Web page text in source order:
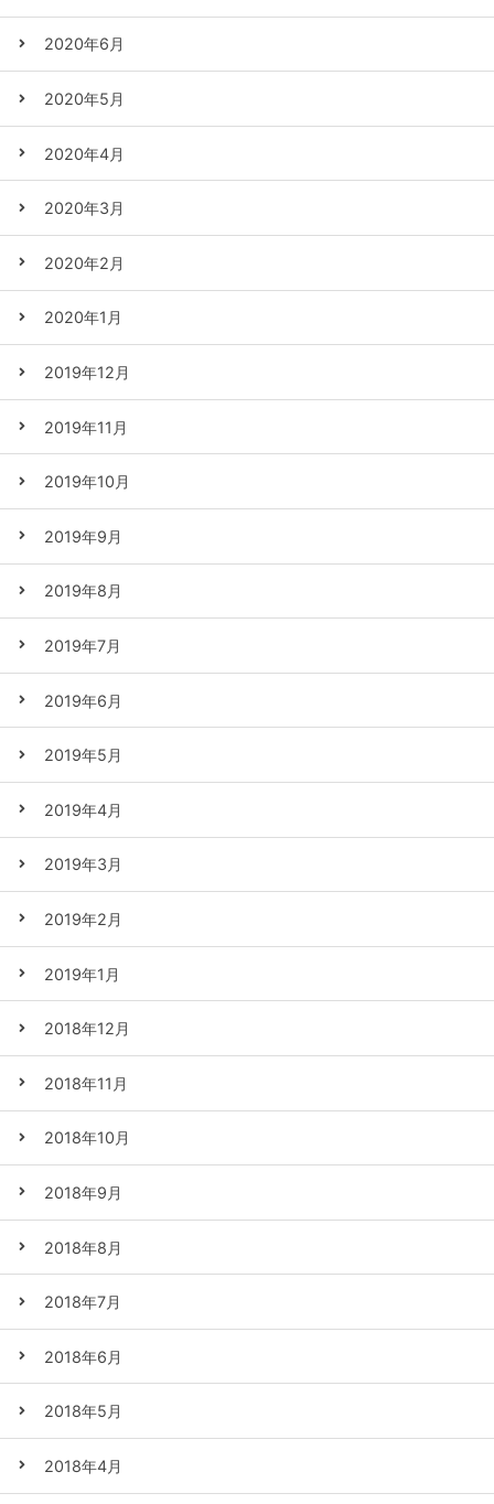
2020年6月
2020年5月
2020年4月
2020年3月
2020年2月
2020年1月
2019年12月
2019年11月
2019年10月
2019年9月
2019年8月
2019年7月
2019年6月
2019年5月
2019年4月
2019年3月
2019年2月
2019年1月
2018年12月
2018年11月
2018年10月
2018年9月
2018年8月
2018年7月
2018年6月
2018年5月
2018年4月